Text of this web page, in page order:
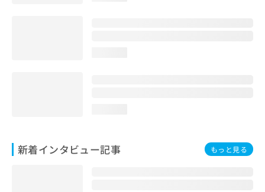
新着インタビュー記事 もっと見る